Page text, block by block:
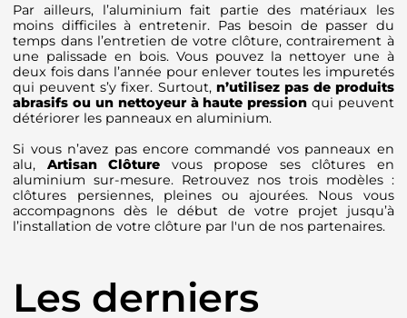
Par ailleurs, l’aluminium fait partie des matériaux les
moins difficiles à entretenir. Pas besoin de passer du
temps dans l’entretien de votre clôture, contrairement à
une palissade en bois. Vous pouvez la nettoyer une à
deux fois dans l’année pour enlever toutes les impuretés
qui peuvent s’y fixer. Surtout, n’utilisez pas de produits
abrasifs ou un nettoyeur à haute pression qui peuvent
détériorer les panneaux en aluminium.
Si vous n’avez pas encore commandé vos panneaux en
alu, Artisan Clôture vous propose ses clôtures en
aluminium sur-mesure. Retrouvez nos trois modèles :
clôtures persiennes, pleines ou ajourées. Nous vous
accompagnons dès le début de votre projet jusqu’à
l’installation de votre clôture par l'un de nos partenaires.
Les derniers